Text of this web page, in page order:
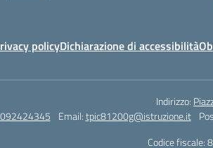
policyDichiarazione di accessibilità
Indirizzo:
092424345 Email:tpic81200g@istruzione.it
Codice fiscale: